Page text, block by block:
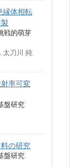
縁体相転
戦的萌芽
太刀川 純
率可変
盤研究
の研究
盤研究